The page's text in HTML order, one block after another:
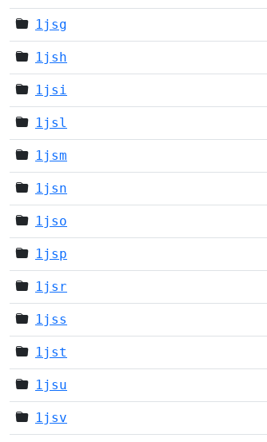
1jsg
1jsh
1jsi
1jsl
1jsm
1jsn
1jso
1jsp
1jsr
1jss
1jst
1jsu
1jsv